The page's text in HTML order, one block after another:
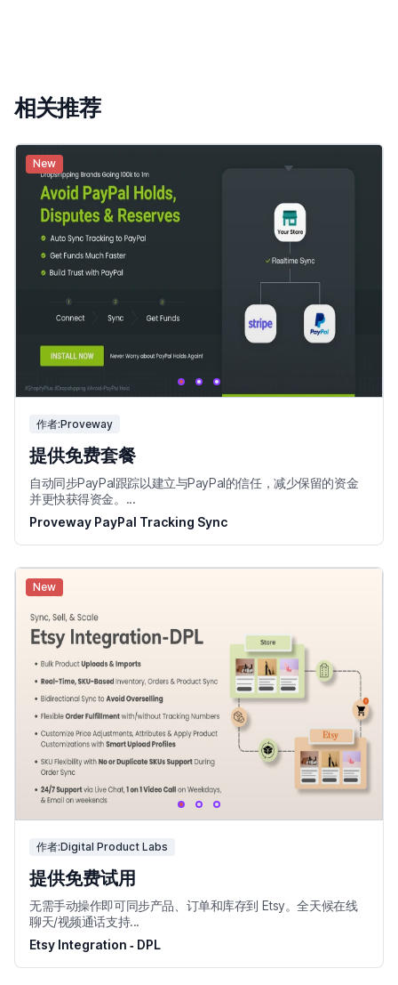
相关推荐
New
作者:Proveway
提供免费套餐
自动同步PayPal跟踪以建立与PayPal的信任，减少保留的资金
并更快获得资金。...
Proveway PayPal Tracking Sync
New
作者:Digital Product Labs
提供免费试用
无需手动操作即可同步产品、订单和库存到 Etsy。全天候在线
聊天/视频通话支持...
Etsy Integration ‑ DPL